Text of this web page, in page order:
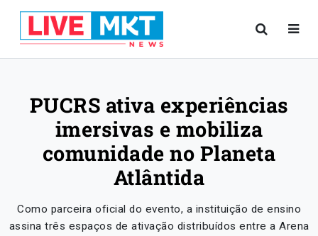
PUCRS ativa experiências
imersivas e mobiliza
comunidade no Planeta
Atlântida
Como parceira oficial do evento, a instituição de ensino
assina três espaços de ativação distribuídos entre a Arena